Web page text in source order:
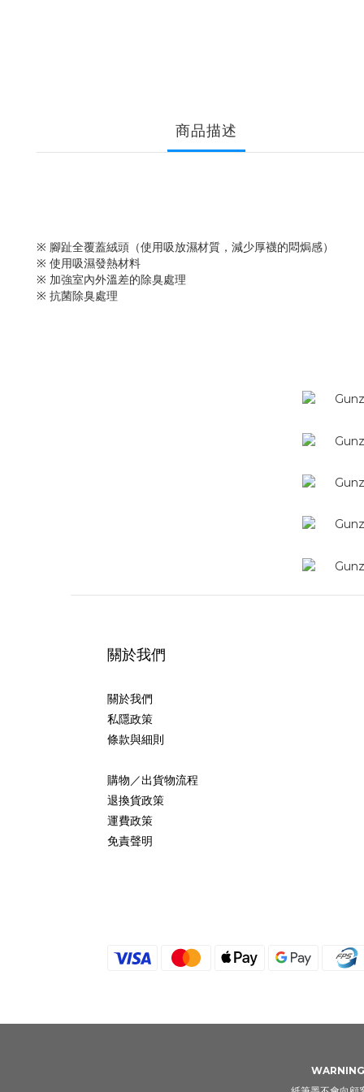
商品描述
※ 腳趾全覆蓋絨頭（使用吸放濕材質，減少厚襪的悶焗感）
※ 使用吸濕發熱材料
※ 加強室內外溫差的除臭處理
※ 抗菌除臭處理
關於我們
關於我們
私隱政策
條款與細則
購物／出貨物流程
退換貨政策
運費政策
免責聲明